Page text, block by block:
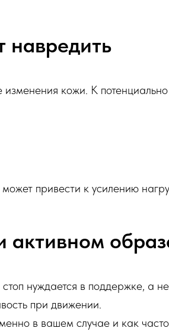
навредить
кожи. К
привести к усилению
активном
нуждается в поддержке, а
при движении.
в вашем случае и как часто